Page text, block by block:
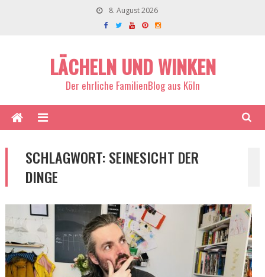
8. August 2026
LÄCHELN UND WINKEN
Der ehrliche FamilienBlog aus Köln
SCHLAGWORT:SEINESICHT DER
DINGE